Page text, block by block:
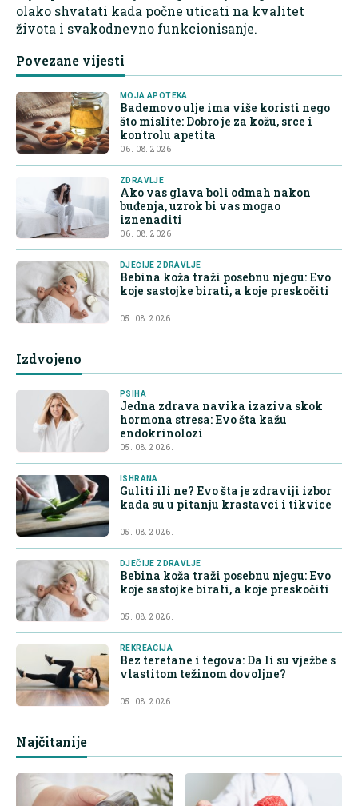
olako shvatati kada počne uticati na kvalitet
života i svakodnevno funkcionisanje.
Povezane vijesti
MOJA APOTEKA
Bademovo ulje ima više koristi nego
što mislite: Dobro je za kožu, srce i
kontrolu apetita
06. 08. 2026.
ZDRAVLJE
Ako vas glava boli odmah nakon
buđenja, uzrok bi vas mogao
iznenaditi
06. 08. 2026.
DJEČIJE ZDRAVLJE
Bebina koža traži posebnu njegu: Evo
koje sastojke birati, a koje preskočiti
05. 08. 2026.
Izdvojeno
PSIHA
Jedna zdrava navika izaziva skok
hormona stresa: Evo šta kažu
endokrinolozi
05. 08. 2026.
ISHRANA
Guliti ili ne? Evo šta je zdraviji izbor
kada su u pitanju krastavci i tikvice
05. 08. 2026.
DJEČIJE ZDRAVLJE
Bebina koža traži posebnu njegu: Evo
koje sastojke birati, a koje preskočiti
05. 08. 2026.
REKREACIJA
Bez teretane i tegova: Da li su vježbe s
vlastitom težinom dovoljne?
05. 08. 2026.
Najčitanije